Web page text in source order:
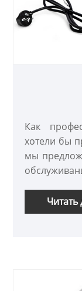
Как
хотели бы
мы
Читать